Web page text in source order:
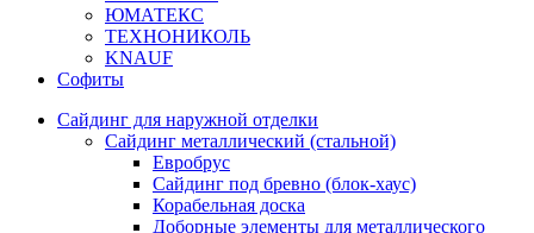
ЮМАТЕКС
ТЕХНОНИКОЛЬ
KNAUF
Софиты
Сайдинг для наружной отделки
Сайдинг металлический (стальной)
Евробрус
Сайдинг под бревно (блок-хаус)
Корабельная доска
Доборные элементы для металлического